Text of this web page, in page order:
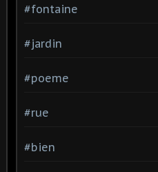
#fontaine
#jardin
#poeme
#rue
#bien